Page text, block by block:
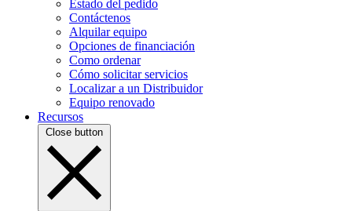
Estado del pedido
Contáctenos
Alquilar equipo
Opciones de financiación
Como ordenar
Cómo solicitar servicios
Localizar a un Distribuidor
Equipo renovado
Recursos
Close button